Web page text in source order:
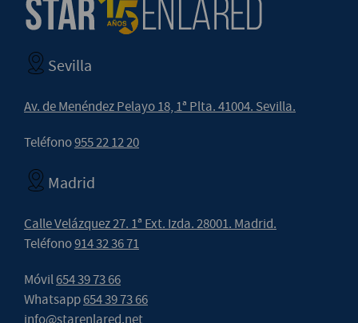
Sevilla
Av. de Menéndez Pelayo 18, 1ª Plta. 41004. Sevilla.
Teléfono955 22 12 20
Madrid
Calle Velázquez 27. 1ª Ext. Izda. 28001. Madrid.
Teléfono914 32 36 71
Móvil654 39 73 66
Whatsapp654 39 73 66
info@starenlared.net